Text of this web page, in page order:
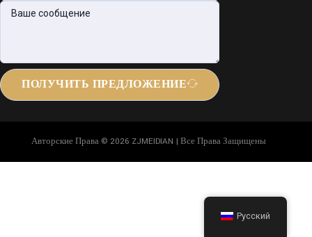
ПОЛУЧИТЬ ПРЕДЛОЖЕНИЕ
Авторские Права © 2026 ZJMEIDIAN | Все Права Защищены
Русский